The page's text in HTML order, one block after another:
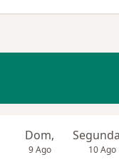
Dom,
9 Ago 10 Ago